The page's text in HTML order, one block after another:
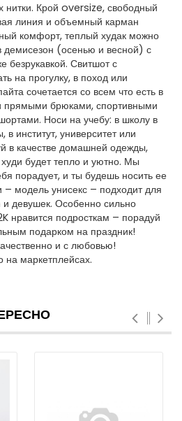
Крой oversize, свободный
линия и объемный карман
комфорт, теплый худак можно
демисезон (осенью и весной) с
безрукавкой. Свитшот с
на прогулку, в поход или
сочетается со всем что есть в
прямыми брюками, спортивными
Носи на учебу: в школу в
институт, университет или
в качестве домашней одежды,
будет тепло и уютно. Мы
порадует, и ты будешь носить ее
модель унисекс – подходит для
девушек. Особенно сильно
нравится подросткам – порадуй
подарком на праздник!
и с любовью!
маркетплейсах.